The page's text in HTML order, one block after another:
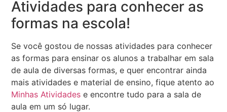
Atividades para conhecer as
formas na escola!
Se você gostou de nossas atividades para conhecer
as formas para ensinar os alunos a trabalhar em sala
de aula de diversas formas, e quer encontrar ainda
mais atividades e material de ensino, fique atento ao
Minhas Atividades e encontre tudo para a sala de
aula em um só lugar.